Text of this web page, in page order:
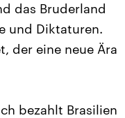
das Bruderland
und Diktaturen.
der eine neue Ära
bezahlt Brasilien